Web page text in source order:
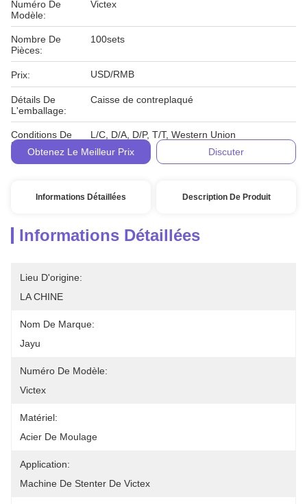
Numéro De
Modèle:
Victex
Nombre De
Pièces:
100sets
Prix: USD/RMB
Détails De
L'emballage:
Caisse de contreplaqué
Conditions De
Paiement:
L/C, D/A, D/P, T/T, Western Union
Obtenez Le Meilleur Prix
Discuter
Informations Détaillées Description De Produit
Informations Détaillées
Lieu D'origine:
LA CHINE
Nom De Marque:
Jayu
Numéro De Modèle:
Victex
Matériel:
Acier De Moulage
Application:
Machine De Stenter De Victex